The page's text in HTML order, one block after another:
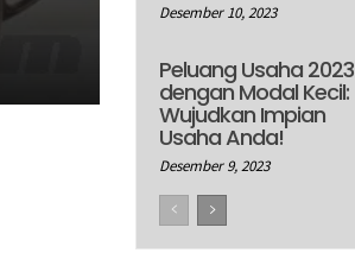
Desember 10, 2023
Peluang Usaha 2023
dengan Modal Kecil:
Wujudkan Impian
Usaha Anda!
Desember 9, 2023